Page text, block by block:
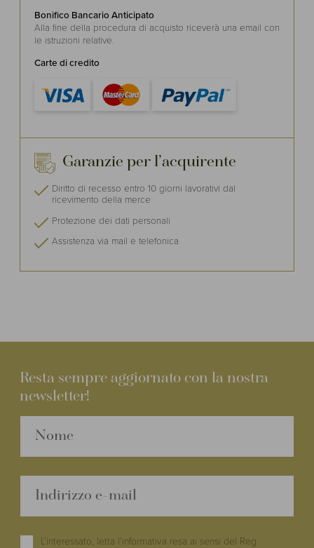
Bonifico Bancario Anticipato
Alla fine della procedura di acquisto riceverà una email con
le istruzioni relative.
Carte di credito
Garanzie per l’acquirente
Diritto di recesso entro 10 giorni lavorativi dal
ricevimento della merce
Protezione dei dati personali
Assistenza via mail e telefonica
Resta sempre aggiornato con la nostra
newsletter!
L’interessato, letta l’informativa resa ai sensi del Reg.